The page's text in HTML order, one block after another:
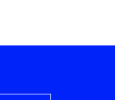
Déclaration